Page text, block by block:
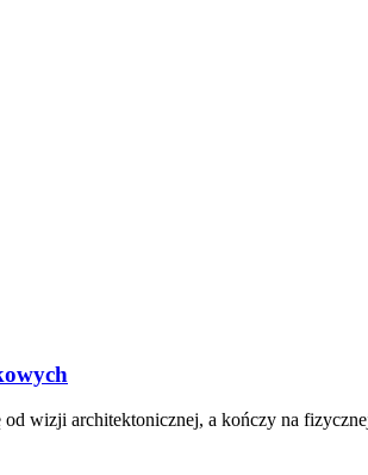
wizji architektonicznej, a kończy na